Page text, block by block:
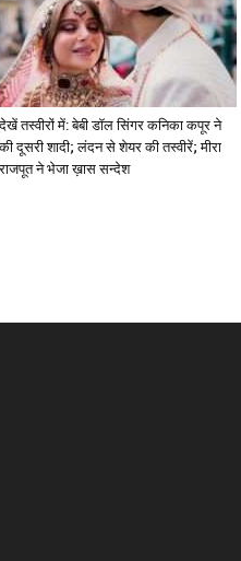
देखें तस्वीरों में: बेबी डॉल सिंगर कनिका कपूर ने
की दूसरी शादी; लंदन से शेयर की तस्वीरें; मीरा
राजपूत ने भेजा ख़ास सन्देश